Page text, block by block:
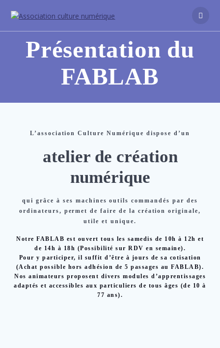
Présentation du
FABLAB
L’association Culture Numérique dispose d’un
atelier de création
numérique
qui grâce à ses machines outils commandés par des
ordinateurs, permet de faire de la création originale,
utile et unique.
Notre FABLAB est ouvert tous les samedis de 10h à 12h et
de 14h à 18h (Possibilité sur RDV en semaine).
Pour y participer, il suffit d’être à jours de sa cotisation
(Achat possible hors adhésion de 5 passages au FABLAB).
Nos animateurs proposent divers modules d’apprentissages
adaptés et accessibles aux particuliers de tous âges (de 10 à
77 ans).